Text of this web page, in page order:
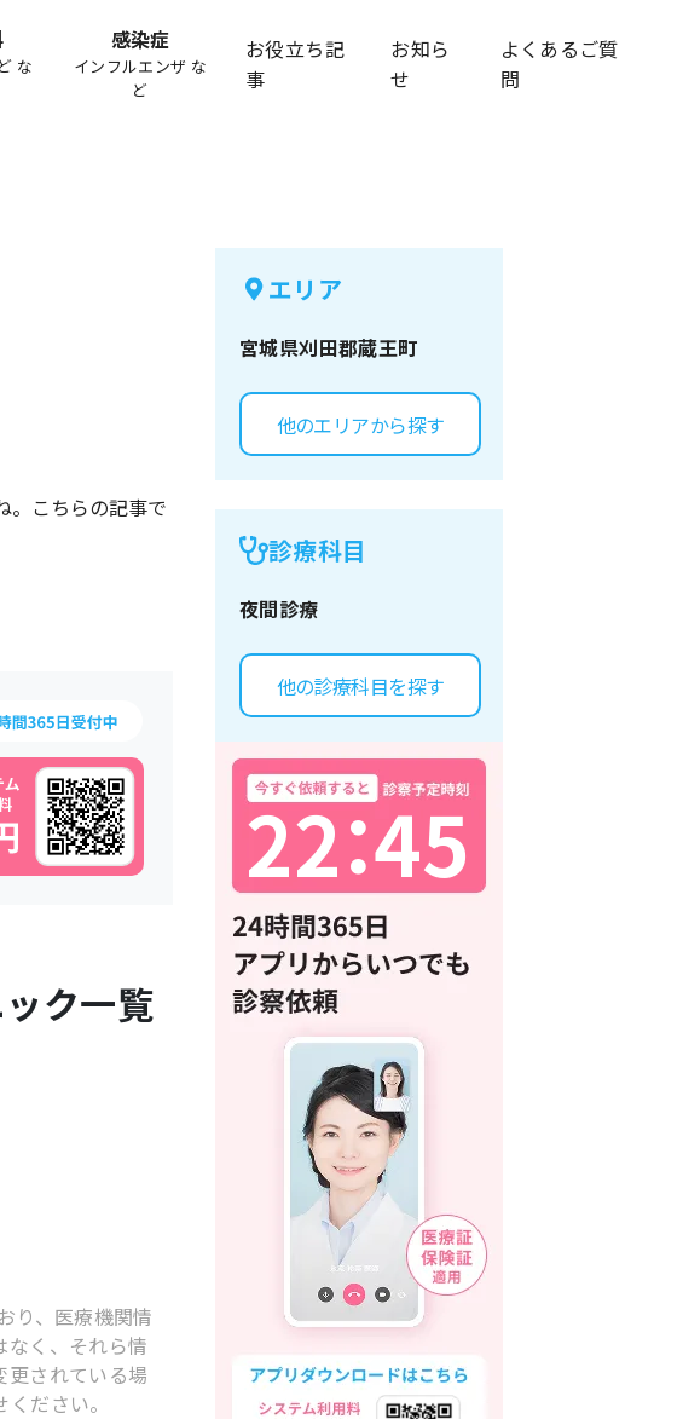
な
感染症
インフルエンザ な
ど
お役立ち記
事
お知ら
せ
よくあるご質
問
。こちらの記事で
ク一覧
り、医療機関情
なく、それら情
更されている場
ださい。
エリア
宮城県刈田郡蔵王町
他のエリアから探す
診療科目
夜間診療
他の診療科目を探す
22：
45